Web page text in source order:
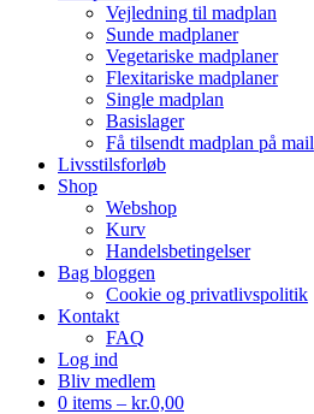
Vejledning til madplan
Sunde madplaner
Vegetariske madplaner
Flexitariske madplaner
Single madplan
Basislager
Få tilsendt madplan på mail
Livsstilsforløb
Shop
Webshop
Kurv
Handelsbetingelser
Bag bloggen
Cookie og privatlivspolitik
Kontakt
FAQ
Log ind
Bliv medlem
0 items – kr.0,00